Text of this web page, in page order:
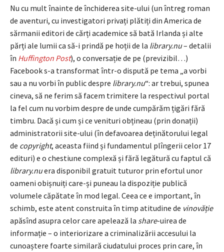
Nu cu mult înainte de închiderea site-ului (un întreg roman
de aventuri, cu investigatori privați plătiți din America de
sărmanii editori de cărți academice să bată Irlanda și alte
părți ale lumii ca să-i prindă pe hoții de la library.nu– detalii
în Huffington Post), o conversație de pe (previzibil…)
Facebook s-a transformat într-o dispută pe tema „a vorbi
sau a nu vorbi în public despre library.nu“: ar trebui, spunea
cineva, să ne ferim să facem trimitere la respectivul portal
la fel cum nu vorbim despre de unde cumpărăm țigări fără
timbru. Dacă și cum și ce venituri obțineau (prin donații)
administratorii site-ului (în defavoarea deținătorului legal
de copyright, aceasta fiind și fundamentul plîngerii celor 17
edituri) e o chestiune complexă și fără legătură cu faptul că
library.nuera disponibil gratuit tuturor prin efortul unor
oameni obișnuiți care-și puneau la dispoziție publică
volumele căpătate în mod legal. Ceea ce e important, în
schimb, este atent construita în timp atitudine de vinovăție
apăsînd asupra celor care apelează la share-uirea de
informație – o interiorizare a criminalizării accesului la
cunoaștere foarte similară ciudatului proces prin care, în